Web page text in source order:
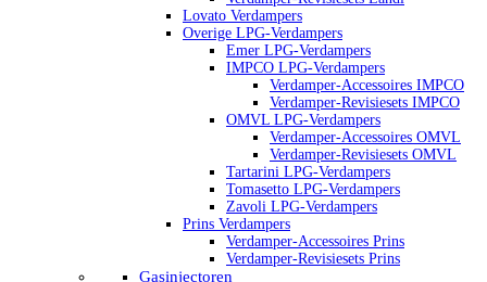
Lovato Verdampers
Overige LPG-Verdampers
Emer LPG-Verdampers
IMPCO LPG-Verdampers
Verdamper-Accessoires IMPCO
Verdamper-Revisiesets IMPCO
OMVL LPG-Verdampers
Verdamper-Accessoires OMVL
Verdamper-Revisiesets OMVL
Tartarini LPG-Verdampers
Tomasetto LPG-Verdampers
Zavoli LPG-Verdampers
Prins Verdampers
Verdamper-Accessoires Prins
Verdamper-Revisiesets Prins
Gasinjectoren